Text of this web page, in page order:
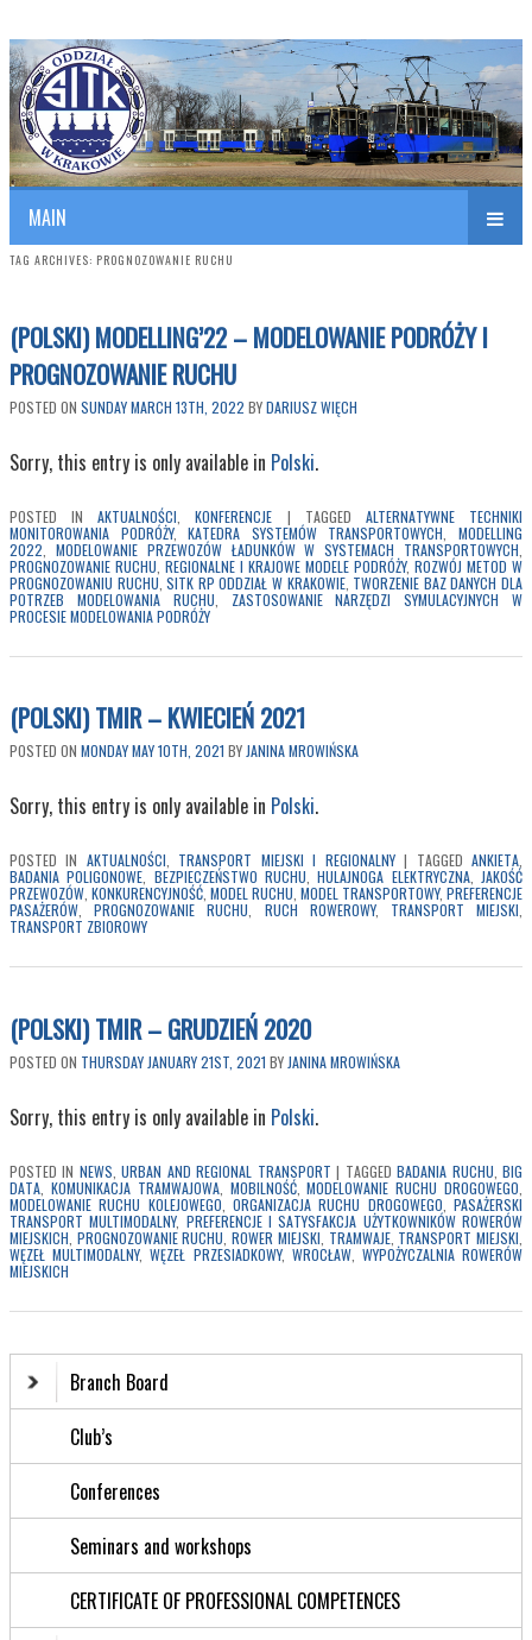
SITK RP Oddział w KRAKOWIE
Polish Association of Engineers & Technicians of Transportation
MAIN
TAG ARCHIVES: PROGNOZOWANIE RUCHU
(POLSKI) MODELLING’22 – MODELOWANIE PODRÓŻY I
PROGNOZOWANIE RUCHU
POSTED ON SUNDAY MARCH 13TH, 2022 BYDARIUSZ WIĘCH
Sorry, this entry is only available in Polski.
POSTED IN AKTUALNOŚCI ,KONFERENCJE | TAGGED
ALTERNATYWNE TECHNIKI
MONITOROWANIA PODRÓŻY,KATEDRA SYSTEMÓW TRANSPORTOWYCH ,MODELLING
2022
MODELOWANIE PRZEWOZÓW ŁADUNKÓW W SYSTEMACH TRANSPORTOWYCH
PROGNOZOWANIE RUCHU REGIONALNE I KRAJOWE MODELE PODRÓŻY, ROZWÓJ METOD W
PROGNOZOWANIU RUCHU ,SITK RP ODDZIAŁ W KRAKOWIE, TWORZENIE BAZ DANYCH DLA
POTRZEB MODELOWANIA RUCHU
ZASTOSOWANIE NARZĘDZI SYMULACYJNYCH W
PROCESIE MODELOWANIA PODRÓŻY
(POLSKI) TMIR – KWIECIEŃ 2021
POSTED ON MONDAY MAY 10TH, 2021 BYJANINA MROWIŃSKA
Sorry, this entry is only available in Polski.
POSTED IN AKTUALNOŚCI, TRANSPORT MIEJSKI I REGIONALNY | TAGGED ANKIETA,
BADANIA POLIGONOWE, BEZPIECZEŃSTWO RUCHU,HULAJNOGA ELEKTRYCZNA,JAKOŚĆ
PRZEWOZÓW, KONKURENCYJNOŚĆ, MODEL RUCHU, MODEL TRANSPORTOWY, PREFERENCJE
PASAŻERÓW,PROGNOZOWANIE RUCHU, RUCH ROWEROWY, TRANSPORT MIEJSKI,
TRANSPORT ZBIOROWY
(POLSKI) TMIR – GRUDZIEŃ 2020
POSTED ON THURSDAY JANUARY 21ST, 2021 BY JANINA MROWIŃSKA
Sorry, this entry is only available in Polski.
POSTED IN NEWS ,URBAN AND REGIONAL TRANSPORT | TAGGED BADANIA RUCHU ,BIG
DATA KOMUNIKACJA TRAMWAJOWA, MOBILNOŚĆ,MODELOWANIE RUCHU DROGOWEGO
MODELOWANIE RUCHU KOLEJOWEGO ,ORGANIZACJA RUCHU DROGOWEGO ,PASAŻERSKI
TRANSPORT MULTIMODALNY, PREFERENCJE I SATYSFAKCJA UŻYTKOWNIKÓW ROWERÓW
MIEJSKICH PROGNOZOWANIE RUCHU ,ROWER MIEJSKI TRAMWAJE, TRANSPORT MIEJSKI
WĘZEŁ MULTIMODALNY,WĘZEŁ PRZESIADKOWY, WROCŁAW, WYPOŻYCZALNIA ROWERÓW
MIEJSKICH
Branch Board
Club’s
Conferences
Seminars and workshops
CERTIFICATE OF PROFESSIONAL COMPETENCES